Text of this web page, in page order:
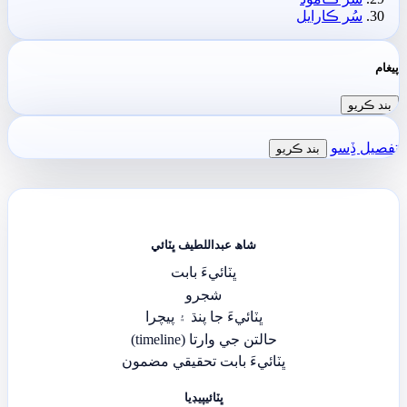
سُر ڪارايل
پيغام
بند ڪريو
تفصيل ڏِسو بند ڪريو
شاھ عبداللطيف ڀٽائي
ڀٽائيءَ بابت
شجرو
ڀٽائيءَ جا پنڌ ۽ پيچرا
حالتن جي وارتا (timeline)
ڀٽائيءَ بابت تحقيقي مضمون
ڀٽائيپيڊيا